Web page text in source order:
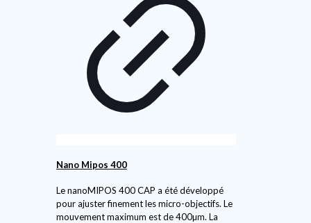
Nano Mipos 400
Le nanoMIPOS 400 CAP a été développé
pour ajuster finement les micro-objectifs. Le
mouvement maximum est de 400µm. La